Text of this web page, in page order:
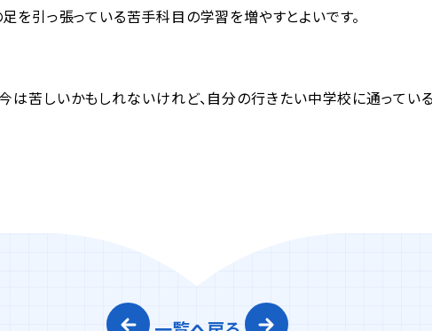
を引っ張っている苦手科目の学習を増やすとよいです。
は苦しいかもしれないけれど、自分の行きたい中学校に通ってい